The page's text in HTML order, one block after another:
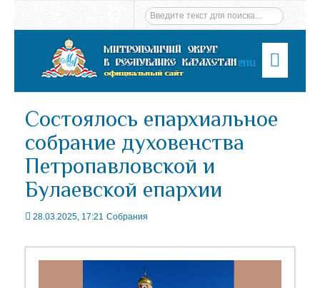
Menu
Состоялось епархиальное
собрание духовенства
Петропавловской и
Булаевской епархии
28.03.2025, 17:21 Собрания